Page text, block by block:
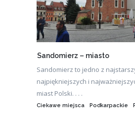
Sandomierz – miasto
Sandomierz to jedno z
najpiękniejszych i
miast Polski. . . .
Ciekawe miejsca Podkarpackie